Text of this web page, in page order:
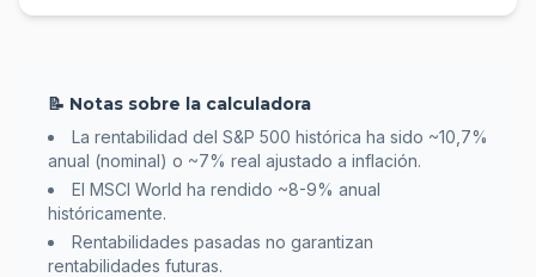
📝 Notas sobre la calculadora
La rentabilidad del S&P 500 histórica ha sido ~10,7%
anual (nominal) o ~7% real ajustado a inflación.
El MSCI World ha rendido ~8-9% anual
históricamente.
Rentabilidades pasadas no garantizan
rentabilidades futuras.